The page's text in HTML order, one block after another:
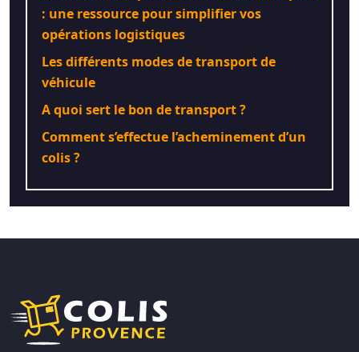
: une ressource pour simplifier vos
opérations logistiques
Les différents modes de transport de
véhicule
A quoi sert le bon de transport ?
Comment s’effectue l’acheminement d’un
colis ?